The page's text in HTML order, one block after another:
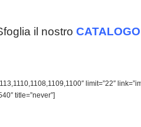
il nostro
limit=”22″
title=”never”]